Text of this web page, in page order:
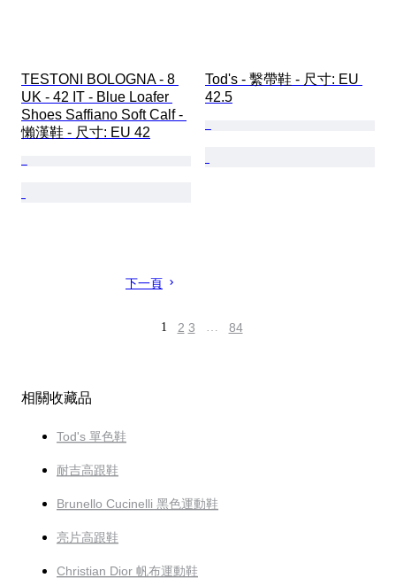
TESTONI BOLOGNA - 8
UK - 42 IT - Blue Loafer
Shoes Saffiano Soft Calf -
懶漢鞋 - 尺寸: EU 42
Tod's - 繫帶鞋 - 尺寸: EU
42.5
下一頁
1 2 3 … 84
相關收藏品
Tod's 單色鞋
耐吉高跟鞋
Brunello Cucinelli 黑色運動鞋
亮片高跟鞋
Christian Dior 帆布運動鞋